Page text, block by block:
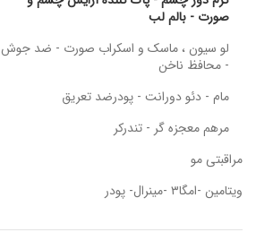
صورت - بالم لب
لو سیون ، ماسک و اسکراب صورت - ضد جوش
- محافظ ناخن
مام - دئو دورانت - پودرضد تعریق
مرهم معجزه گر - تندرکر
مراقبتی مو
ویتامین -امگا۳ -مینرال- پودر